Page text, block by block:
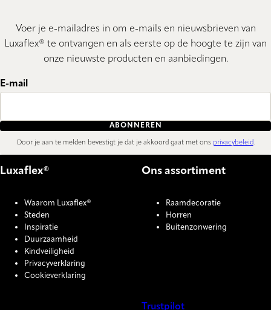
Voer je e-mailadres in om e-mails en nieuwsbrieven van
Luxaflex® te ontvangen en als eerste op de hoogte te zijn van
onze nieuwste producten en aanbiedingen.
E-mail
ABONNEREN
Door je aan te melden bevestigt je dat je akkoord gaat met ons privacybeleid.
Luxaflex®
Waarom Luxaflex®
Steden
Inspiratie
Duurzaamheid
Kindveiligheid
Privacyverklaring
Cookieverklaring
Ons assortiment
Raamdecoratie
Horren
Buitenzonwering
Trustpilot